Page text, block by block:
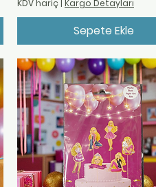
KDV hariç | Kargo Detayları
Sepete Ekle